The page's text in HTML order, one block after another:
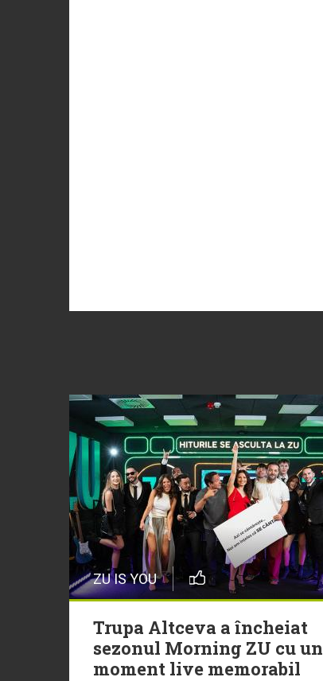
ZU IS YOU
Trupa Altceva a încheiat
sezonul Morning ZU cu un
moment live memorabil